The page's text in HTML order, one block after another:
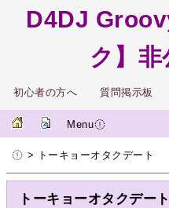
D4DJ
ク】
初心者の方へ 質問掲示板
Menu
> トーキョーオタクデート
トーキョーオタクデート